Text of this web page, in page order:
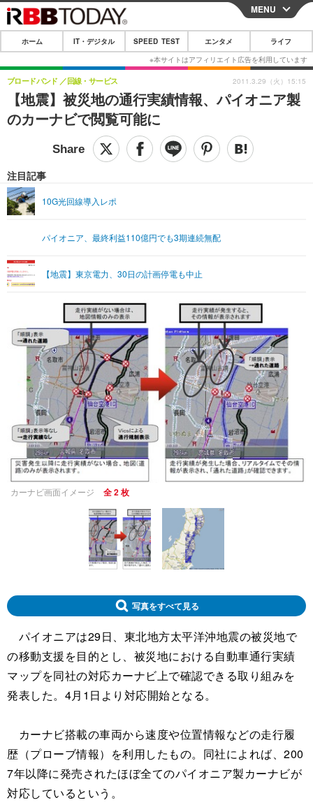
CLOSE
ホーム
IT・デジタル
IT・デジタルTOP スマートフォン
ショッピング その他
SPEED TEST
エンタメTOP 映画・ドラマ
グラビア
ショッピング
ライフTOP
リリース一覧
MENU
ホーム IT・デジタル SPEED TEST エンタメ ライフ
【地震】被災地の通行実績情報、パイオニア製
のカーナビで閲覧可能に
ブロードバンド 回線・サービス
注目記事
10G光回線導入レポ
パイオニア、最終利益110億円でも3期連続無配
【地震】東京電力、30日の計画停電も中止
2011.3.29（火）15:15
カーナビ画面イメージ 全 2 枚
写真をすべて見る
パイオニアは29日、東北地方太平洋沖地震の被災地で
の移動支援を目的とし、被災地における自動車通行実績
マップを同社の対応カーナビ上で確認できる取り組みを
発表した。4月1日より対応開始となる。
カーナビ搭載の車両から速度や位置情報などの走行履
歴（プローブ情報）を利用したもの。同社によれば、200
7年以降に発売されたほぼ全てのパイオニア製カーナビが
対応しているという。